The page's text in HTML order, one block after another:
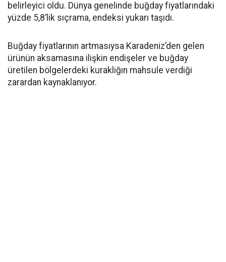
belirleyici oldu. Dünya genelinde buğday fiyatlarındaki
yüzde 5,8’lik sıçrama, endeksi yukarı taşıdı.
Buğday fiyatlarının artmasıysa Karadeniz’den gelen
ürünün aksamasına ilişkin endişeler ve buğday
üretilen bölgelerdeki kuraklığın mahsule verdiği
zarardan kaynaklanıyor.